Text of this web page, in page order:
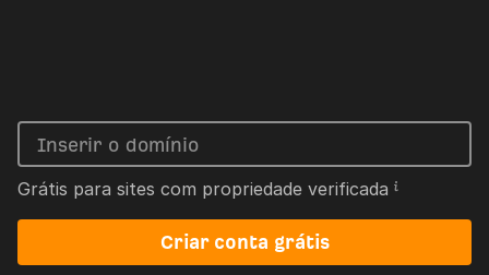
Grátis para sites com propriedade verificada
Criar conta grátis